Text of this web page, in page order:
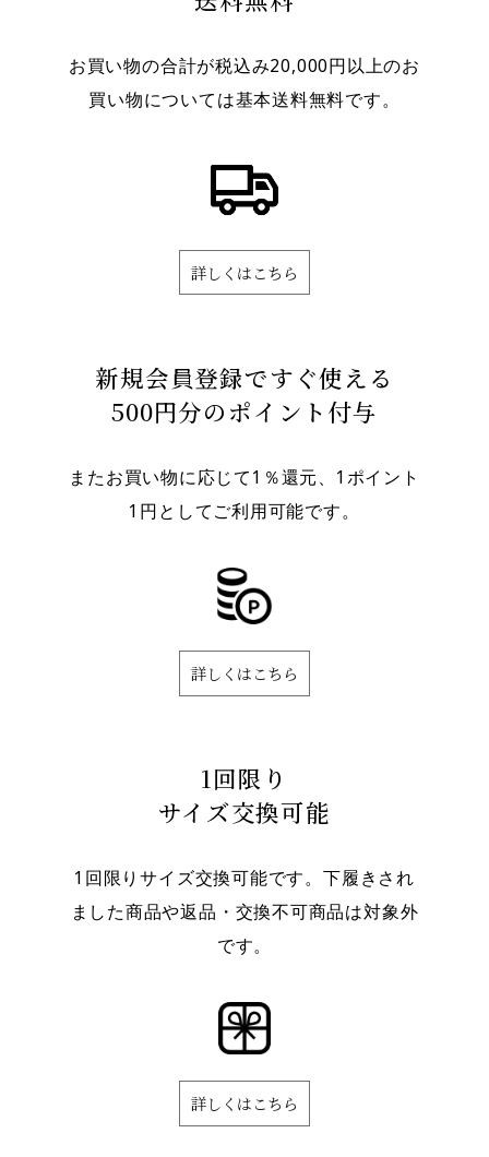
お買い物の合計が税込み20,000円以上のお
買い物については基本送料無料です。
詳しくはこちら
新規会員登録ですぐ使える
500円分のポイント付与
またお買い物に応じて1％還元、1ポイント
1円としてご利用可能です。
詳しくはこちら
1回限り
サイズ交換可能
1回限りサイズ交換可能です。下履きされ
ました商品や返品・交換不可商品は対象外
です。
詳しくはこちら